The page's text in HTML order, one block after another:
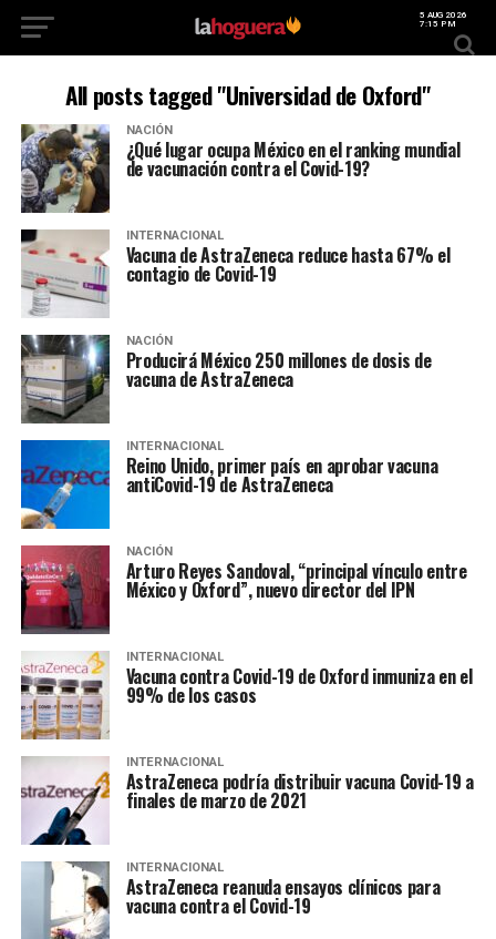
5 AUG 2026
7:15 PM
All posts tagged "Universidad de Oxford"
NACIÓN
¿Qué lugar ocupa México en el ranking mundial
de vacunación contra el Covid-19?
INTERNACIONAL
Vacuna de AstraZeneca reduce hasta 67% el
contagio de Covid-19
NACIÓN
Producirá México 250 millones de dosis de
vacuna de AstraZeneca
INTERNACIONAL
Reino Unido, primer país en aprobar vacuna
antiCovid-19 de AstraZeneca
NACIÓN
Arturo Reyes Sandoval, “principal vínculo entre
México y Oxford”, nuevo director del IPN
INTERNACIONAL
Vacuna contra Covid-19 de Oxford inmuniza en el
99% de los casos
INTERNACIONAL
AstraZeneca podría distribuir vacuna Covid-19 a
finales de marzo de 2021
INTERNACIONAL
AstraZeneca reanuda ensayos clínicos para
vacuna contra el Covid-19